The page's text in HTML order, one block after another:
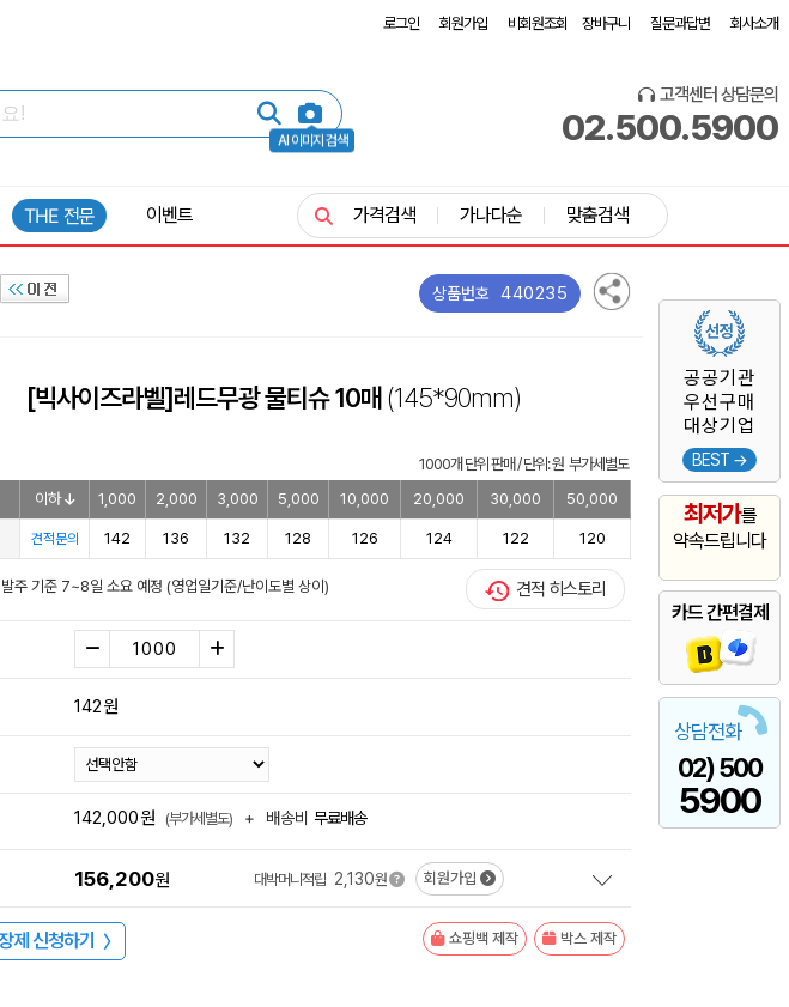
로그인 회원가입 비회원조회 장바구니 질문과답변 회사소개
AI 이미지 검색
고객센터 상담문의
02.500.5900
공공기관
우선구매
대상기업
BEST →
최저가를
약속드립니다
카드 간편결제
상담전화
02) 500
5900
THE 전문 이벤트 가격검색 가나다순 맞춤검색
상품번호 440235
[빅사이즈라벨]레드무광 물티슈 10매(145*90mm)
1000개 단위 판매 / 단위: 원 부가세별도
이하 1,000 2,000 3,000 5,000 10,000 20,000 30,000 50,000
견적문의 142 136 132 128 126 124 122 120
주 기준 7~8일 소요 예정 (영업일기준/난이도별 상이) 견적 히스토리
142원
142,000원 (부가세별도) + 배송비 무료배송
156,200원 대박머니적립 2,130원 회원가입
제 신청하기 〉 쇼핑백 제작 박스 제작